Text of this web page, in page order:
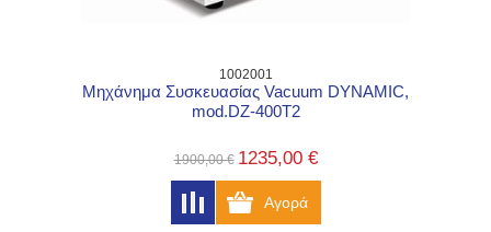
1002001
Μηχάνημα Συσκευασίας Vacuum DYNAMIC,
mod.DZ-400T2
1900,00 € 1235,00 €